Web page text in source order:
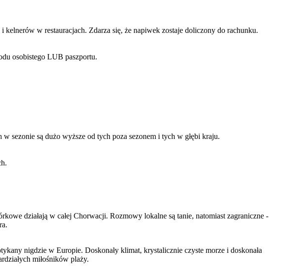
w restauracjach. Zdarza się, że napiwek zostaje doliczony do rachunku.
osobistego LUB paszportu.
są dużo wyższe od tych poza sezonem i tych w głębi kraju.
działają w całej Chorwacji. Rozmowy lokalne są tanie, natomiast zagraniczne -
nigdzie w Europie. Doskonały klimat, krystalicznie czyste morze i doskonała
miłośników plaży.